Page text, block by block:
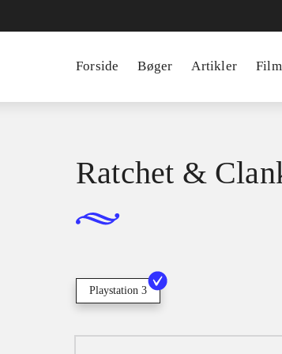
Forside Bøger Artikler Film
Ratchet &
Playstation 3